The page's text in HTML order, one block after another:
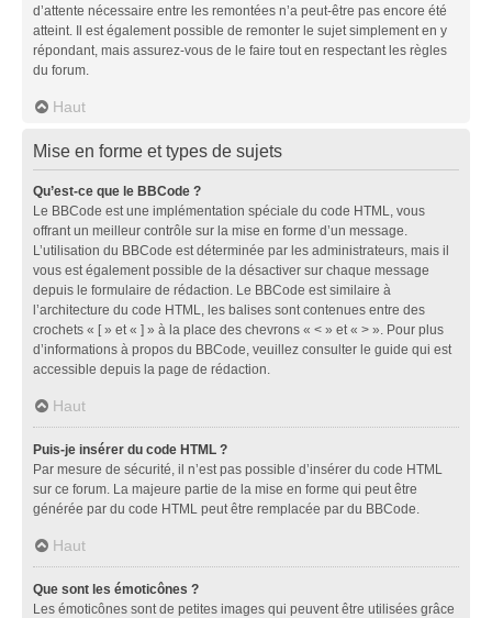
d’attente nécessaire entre les remontées n’a peut-être pas encore été
atteint. Il est également possible de remonter le sujet simplement en y
répondant, mais assurez-vous de le faire tout en respectant les règles
du forum.
Haut
Mise en forme et types de sujets
Qu’est-ce que le BBCode ?
Le BBCode est une implémentation spéciale du code HTML, vous
offrant un meilleur contrôle sur la mise en forme d’un message.
L’utilisation du BBCode est déterminée par les administrateurs, mais il
vous est également possible de la désactiver sur chaque message
depuis le formulaire de rédaction. Le BBCode est similaire à
l’architecture du code HTML, les balises sont contenues entre des
crochets « [ » et « ] » à la place des chevrons « < » et « > ». Pour plus
d’informations à propos du BBCode, veuillez consulter le guide qui est
accessible depuis la page de rédaction.
Haut
Puis-je insérer du code HTML ?
Par mesure de sécurité, il n’est pas possible d’insérer du code HTML
sur ce forum. La majeure partie de la mise en forme qui peut être
générée par du code HTML peut être remplacée par du BBCode.
Haut
Que sont les émoticônes ?
Les émoticônes sont de petites images qui peuvent être utilisées grâce